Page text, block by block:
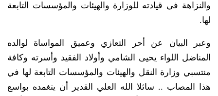
والنزاهة في قيادته للوزارة والهيئات والمؤسسات التابعة
لها.
وعبر البيان عن أحر التعازي وعميق المواساة لوالده
المناضل اللواء يحيى الشامي وأولاد الفقيد وأسرته وكافة
منتسبي وزارة النقل والهيئات والمؤسسات التابعة لها في
هذا المصاب .. سائلا الله العلي القدير أن يتغمده بواسع